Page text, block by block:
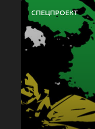
СПЕЦПРОЕКТ